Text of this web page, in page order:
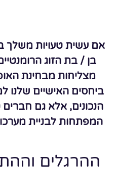
אם עשית טעויות משלך
בן / בת הזוג
מצליחות מבחינת
ביחסים האישיים שלנו
הנכונים, אלא גם
המפתחות לבניית
ההרגלים